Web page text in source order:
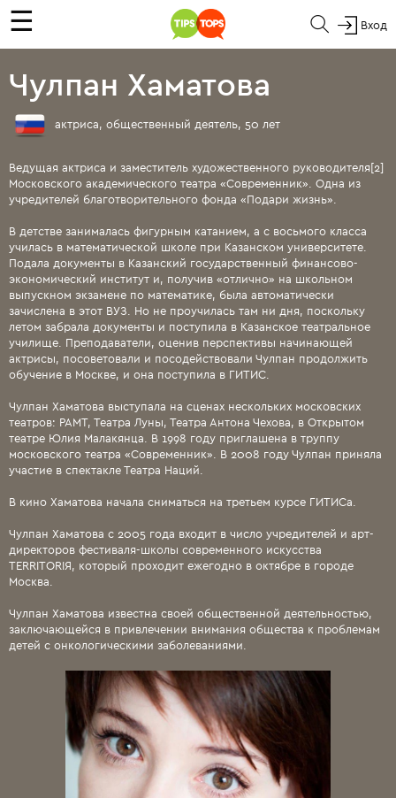
☰ Вход
Чулпан Хаматова
актриса, общественный деятель, 50 лет
Ведущая актриса и заместитель художественного руководителя[2]
Московского академического театра «Современник». Одна из
учредителей благотворительного фонда «Подари жизнь».
В детстве занималась фигурным катанием, а с восьмого класса
училась в математической школе при Казанском университете.
Подала документы в Казанский государственный финансово-
экономический институт и, получив «отлично» на школьном
выпускном экзамене по математике, была автоматически
зачислена в этот ВУЗ. Но не проучилась там ни дня, поскольку
летом забрала документы и поступила в Казанское театральное
училище. Преподаватели, оценив перспективы начинающей
актрисы, посоветовали и посодействовали Чулпан продолжить
обучение в Москве, и она поступила в ГИТИС.
Чулпан Хаматова выступала на сценах нескольких московских
театров: РАМТ, Театра Луны, Театра Антона Чехова, в Открытом
театре Юлия Малакянца. В 1998 году приглашена в труппу
московского театра «Современник». В 2008 году Чулпан приняла
участие в спектакле Театра Наций.
В кино Хаматова начала сниматься на третьем курсе ГИТИСа.
Чулпан Хаматова с 2005 года входит в число учредителей и арт-
директоров фестиваля-школы современного искусства
TERRITORIЯ, который проходит ежегодно в октябре в городе
Москва.
Чулпан Хаматова известна своей общественной деятельностью,
заключающейся в привлечении внимания общества к проблемам
детей с онкологическими заболеваниями.